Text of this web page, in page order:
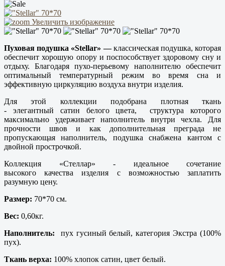
Увеличить изображение
Пуховая подушка «Stellar» —классическая подушка, которая
обеспечит хорошую опору и поспособствует здоровому сну и
отдыху. Благодаря пухо-перьевому наполнителю обеспечит
оптимальный температурный режим во время сна и
эффективную циркуляцию воздуха внутри изделия.
Для этой коллекции подобрана плотная ткань
- элегантный сатин белого цвета, структура которого
максимально удерживает наполнитель внутри чехла. Для
прочности швов и как дополнительная преграда не
пропускающая наполнитель, подушка снабжена кантом с
двойной прострочкой.
Коллекция «Стеллар» - идеальное сочетание
высокого качества изделия с возможностью заплатить
разумную цену.
Размер: 70*70 см.
Вес: 0,60кг.
Наполнитель: пух гусиный белый, категория Экстра (100%
пух).
Ткань верха: 100% хлопок сатин, цвет белый.